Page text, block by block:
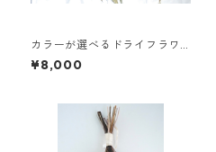
カラーが選べるドライフラワ
ースワッグL
¥8,000